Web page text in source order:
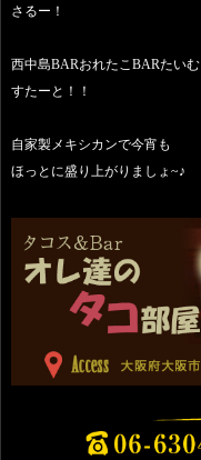
さるー！
西中島BARおれたこBARたいむ
すたーと！！
自家製メキシカンで今宵も
ほっとに盛り上がりましょ~♪